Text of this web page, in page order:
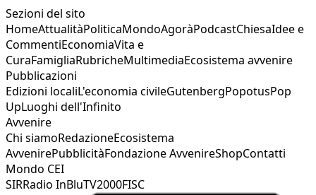
Sezioni del sito
HomeAttualitàPoliticaMondoAgoràPodcastChiesaIdee e
CommentiEconomiaVita e
CuraFamigliaRubricheMultimediaEcosistema avvenire
Pubblicazioni
Edizioni localiL'economia civileGutenbergPopotusPop
UpLuoghi dell'Infinito
Avvenire
Chi siamoRedazioneEcosistema
AvvenirePubblicitàFondazione AvvenireShopContatti
Mondo CEI
SIRRadio InBluTV2000FISC